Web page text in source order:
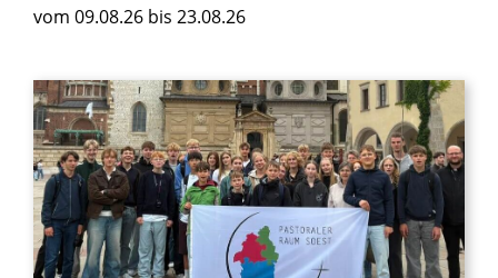
vom 09.08.26 bis 23.08.26